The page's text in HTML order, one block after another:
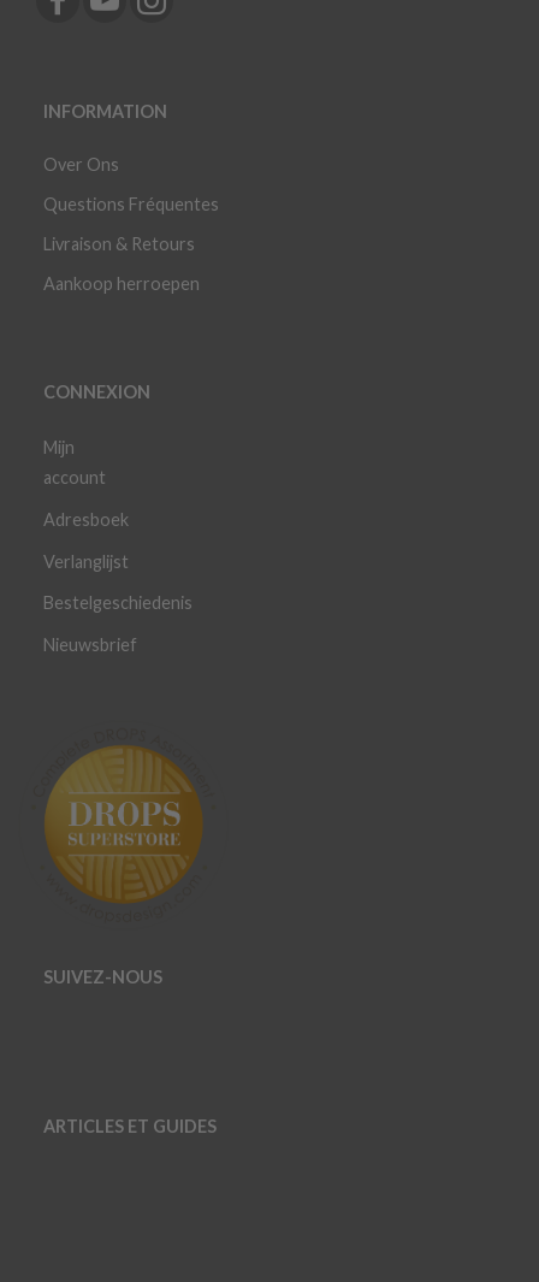
INFORMATION
Over Ons
Questions Fréquentes
Livraison & Retours
Aankoop herroepen
CONNEXION
Mijn
account
Adresboek
Verlanglijst
Bestelgeschiedenis
Nieuwsbrief
SUIVEZ-NOUS
ARTICLES ET GUIDES